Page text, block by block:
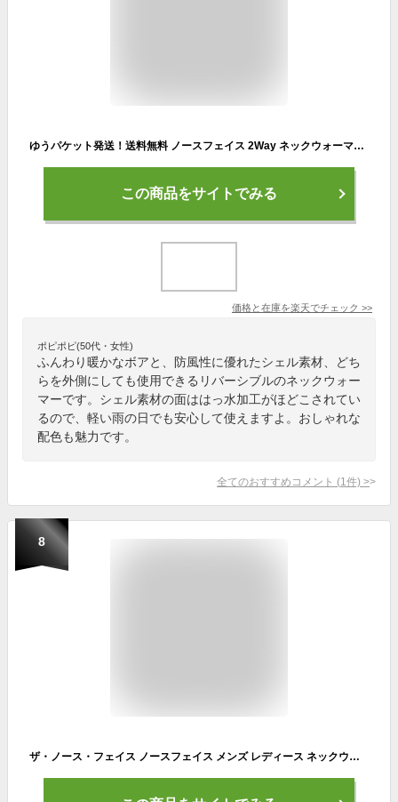
ゆうパケット発送！送料無料 ノースフェイス 2Way ネックウォーマー キッズ THE NORTH FACE Kids Reversible Cozy Neck Gaiter キッズ リバーシブル コージー ネック ゲイター ボタン式 ナイロン フリース NNJ72200 2023秋冬新色
この商品をサイトでみる
価格と在庫を楽天でチェック >>
ポピポピ(50代・女性)
ふんわり暖かなボアと、防風性に優れたシェル素材、どち
らを外側にしても使用できるリバーシブルのネックウォー
マーです。シェル素材の面ははっ水加工がほどこされてい
るので、軽い雨の日でも安心して使えますよ。おしゃれな
配色も魅力です。
全てのおすすめコメント (1 件) >
8
ザ・ノース・フェイス ノースフェイス メンズ レディース ネックウォーマー マイクロストレッチネックゲイター Micro Stretch Neck Gaiter ブラック NN72216 K スヌード マフラー 温活 防寒 プレゼント キッズ スポーツ